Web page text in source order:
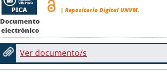
Documento
electrónico
| Repositorio Digital UNVM.
Ver documento/s